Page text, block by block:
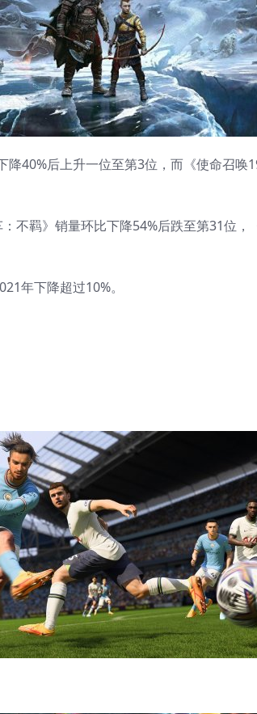
40%后上升一位至第3位，而《使命召唤
不羁》销量环比下降54%后跌至第31位，
年下降超过10%。